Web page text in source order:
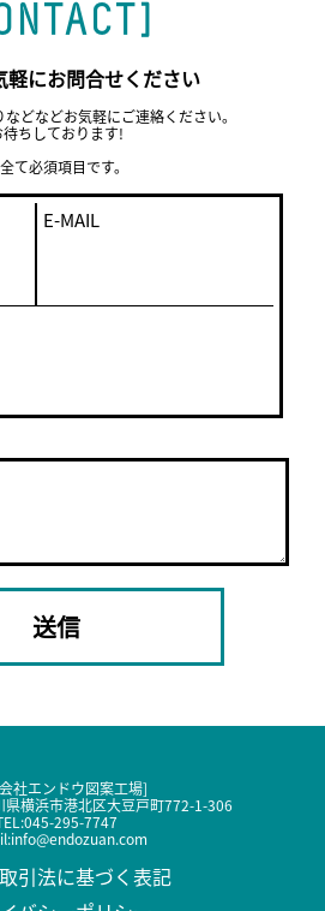
軽にお問合せください
どなどお気軽にご連絡ください。
待ちしております!
て必須項目です。
E-MAIL
社エンドウ図案工場]
県横浜市港北区大豆戸町772-1-306
045-295-7747
info@endozuan.com
引法に基づく表記